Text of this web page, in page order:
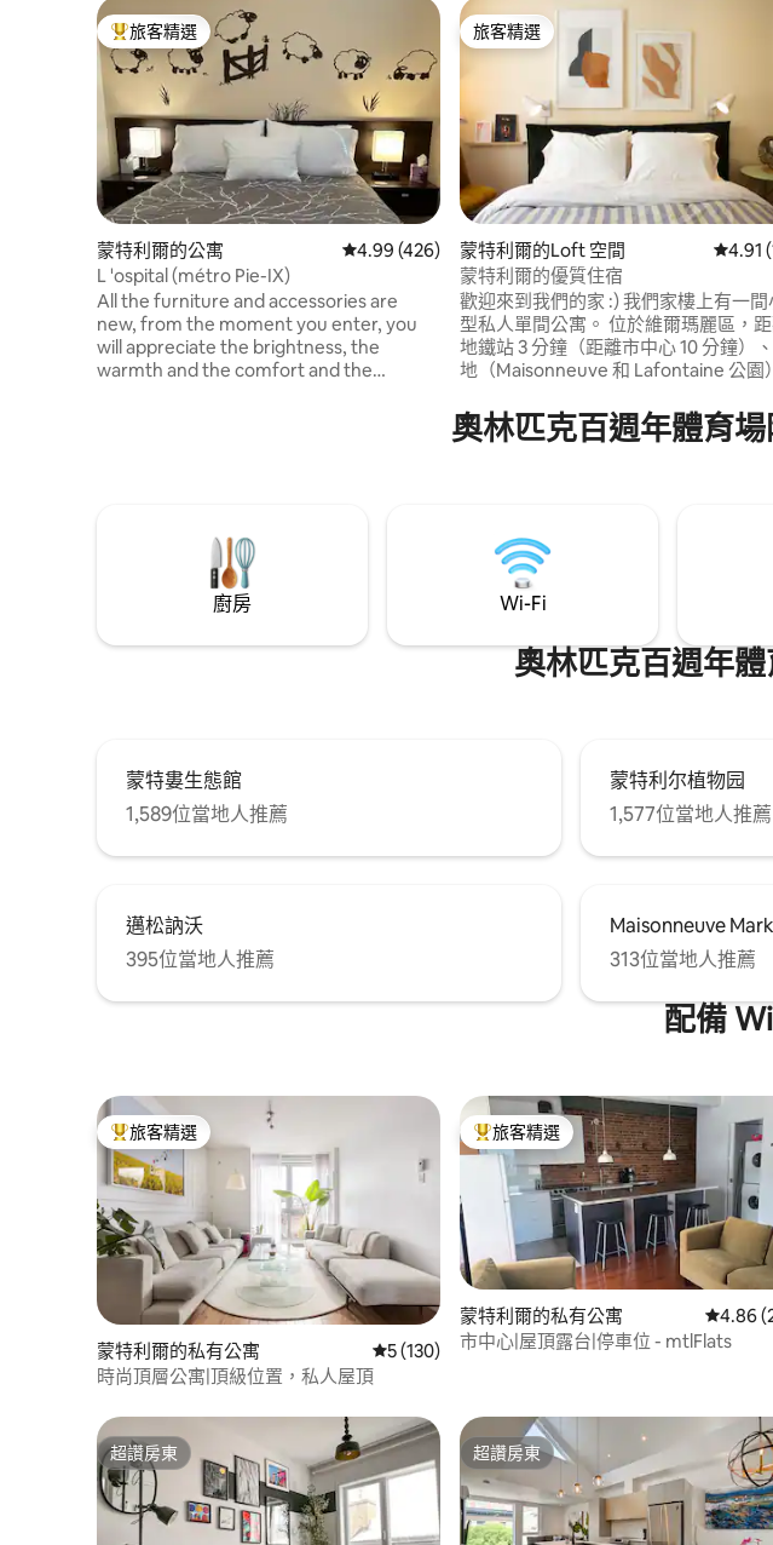
旅客精選榜首
旅客精選
蒙特利爾的公寓 從 426 則評價中獲得 4.99 的平均評分（滿分 5 分）
4.99 (426)
L 'ospital (métro Pie-IX)
All the furniture and accessories are
new, from the moment you enter, you
will appreciate the brightness, the
warmth and the comfort and the
security (digital keypad lock with
automatic locking). street parking.
旅客精選
旅客精選
蒙特利爾的Loft 空間 從 191
4.91
蒙特利爾的優質住宿
歡迎來到我們的家 :) 我們家樓上有一間
型私人單間公寓。 位於維爾瑪麗區，距離
地鐵站 3 分鐘（距離市中心 10 分鐘）
地（Maisonneuve 和 Lafontaine 公園
波爐和冰箱的廚房、淋浴間、電視等。
常適合短期或中期住宿。 可應要求提供兒
奧林匹克百週年體育
廚房 Wi-Fi
奧林匹克百週年
蒙特婁生態館
1,589位當地人推薦
蒙特利尔植物园
1,577位當地人推薦
邁松訥沃
395位當地人推薦
Maisonneuve
313位當地人推薦
配備
旅客精選榜首
旅客精選
蒙特利爾的私有公寓 從 130 則評價中獲得 5 的平均評分（滿分 5 分）
5 (130)
時尚頂層公寓|頂級位置，私人屋頂
旅客精選榜首
旅客精選
蒙特利爾的私有公寓 從 239
4.86
市中心|屋頂露台|停車位 - mtlFlats
超讚房東
超讚房東 超讚房東
超讚房東